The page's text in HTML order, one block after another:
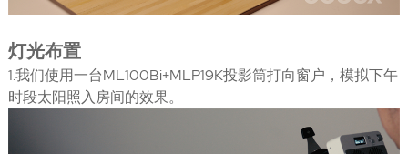
灯光布置
1.我们使用一台ML100Bi+MLP19K投影筒打向窗户，模拟下午
时段太阳照入房间的效果。